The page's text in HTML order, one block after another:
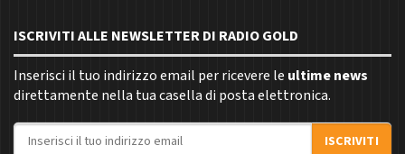
ISCRIVITI ALLE NEWSLETTER DI RADIO GOLD
Inserisci il tuo indirizzo email per ricevere le ultime news
direttamente nella tua casella di posta elettronica.
Indirizzo email
ISCRIVITI